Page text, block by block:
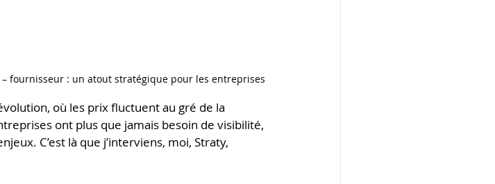
fournisseur : un atout stratégique pour les entreprises
où les prix fluctuent au gré de la
ont plus que jamais besoin de visibilité,
C’est là que j’interviens, moi, Straty,